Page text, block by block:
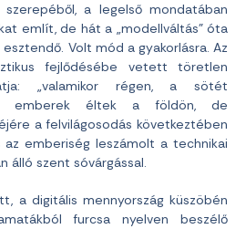
a legelső mondatában
említ, de hát a „modellváltás” óta
Volt mód a gyakorlásra. Az
fejlődésébe vetett töretlen
„valamikor régen, a sötét
emberek éltek a földön, de
a felvilágosodás következtében
emberiség leszámolt a technikai
álló szent sóvárgással.
a digitális mennyország küszöbén
furcsa nyelven beszélő